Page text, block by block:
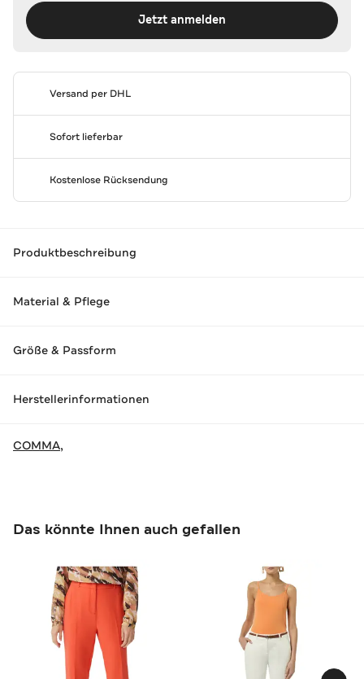
Jetzt anmelden
Versand per DHL
Sofort lieferbar
Kostenlose Rücksendung
Produktbeschreibung
Material & Pflege
Größe & Passform
Herstellerinformationen
COMMA,
Das könnte Ihnen auch gefallen